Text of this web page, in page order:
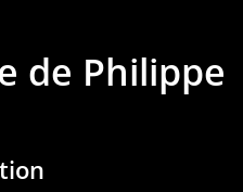
de Philippe